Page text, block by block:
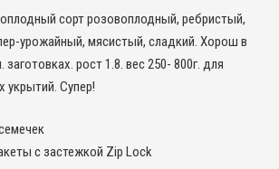
сорт розовоплодный, ребристый,
урожайный, мясистый, сладкий. Хорош в
рост 1.8. вес 250- 800г. для
укрытий. Супер!
с застежкой Zip Lock